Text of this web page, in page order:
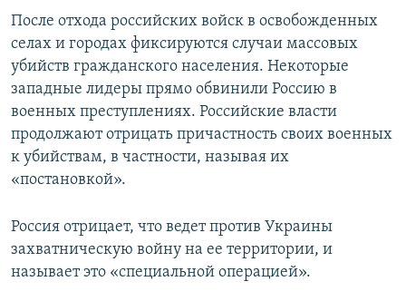
После отхода российских войск в освобожденных
селах и городах фиксируются случаи массовых
убийств гражданского населения. Некоторые
западные лидеры прямо обвинили Россию в
военных преступлениях. Российские власти
продолжают отрицать причастность своих военных
к убийствам, в частности, называя их
«постановкой».
Россия отрицает, что ведет против Украины
захватническую войну на ее территории, и
называет это «специальной операцией».